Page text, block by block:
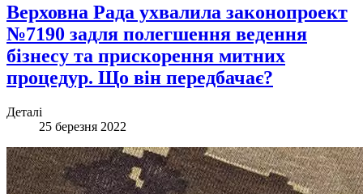
Верховна Рада ухвалила законопроект
№7190 задля полегшення ведення
бізнесу та прискорення митних
процедур. Що він передбачає?
Деталі
25 березня 2022